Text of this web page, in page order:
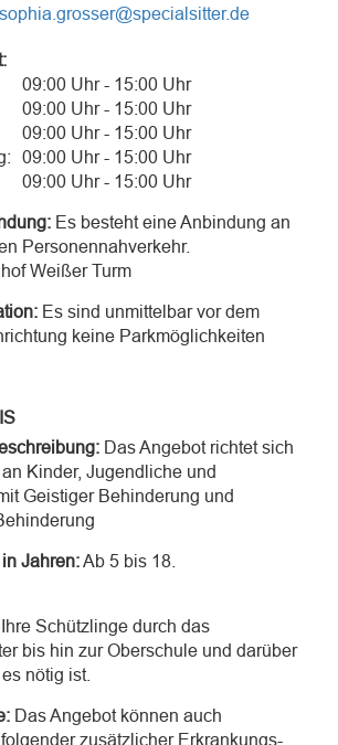
sophia.grosser@specialsitter.de
09:00 Uhr - 15:00 Uhr
09:00 Uhr - 15:00 Uhr
09:00 Uhr - 15:00 Uhr
09:00 Uhr - 15:00 Uhr
09:00 Uhr - 15:00 Uhr
Es besteht eine Anbindung an
Personennahverkehr.
Weißer Turm
Es sind unmittelbar vor dem
keine Parkmöglichkeiten
Das Angebot richtet sich
Kinder, Jugendliche und
Geistiger Behinderung und
Jahren:Ab 5 bis 18.
Schützlinge durch das
bis hin zur Oberschule und darüber
nötig ist.
Das Angebot können auch
zusätzlicher Erkrankungs-